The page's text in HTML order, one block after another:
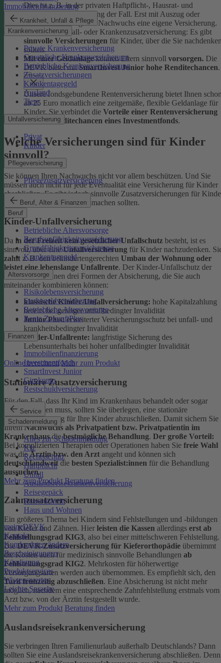
Immobilienfinanzierung
Krankheit, Unfall & Pflege
Krankenversicherung
Private Krankenversicherung
Gesetzliche Krankenversicherung
Betriebliche Krankenversicherung
Zusatzversicherungen
Krankentagegeld
Ausland
Tiere
Unfallversicherung
Privat
Kinder
Pflegeversicherung
Pflegezusatzversicherung
Beruf, Alter & Finanzen
Beruf
Betriebliche Altersvorsorge
Berufsunfähigkeitsversicherung
Grundfähigkeitsversicherung
Krankentagegeld
Altersvorsorge
Risikolebensversicherung
Sterbegeldversicherung
Betriebliche Altersvorsorge
Rente ZukunftPlus
Finanzen
Immobilienfinanzierung
Investmentfonds
SmartInvest Junior
Girokonto
Restschuldversicherung
Service
Schadenmeldung
Alles zur Schadenmeldung
Kfz
Rechtsschutz
Haftpflicht
Unfall
Auslandsreisekrankenversicherung
Reisegepäck
Reiserücktritt
Haus und Wohnen
meineDEVK
Kontakt
Kundendaten ändern
Bescheinigungen
Kündigung
Produktservices
Wissenswertes
Leichte Sprache
Dies ist z. B. in der privaten Haftpflicht-, Hausrat- und
Rechtsschutzversicherung der Fall. Erst mit Auszug oder
Berufsstart benötigt der Nachwuchs eine eigene Versicherung.
Ob Kinder-Unfall- oder Krankenzusatzversicherung: Es gibt
sinnvolle Versicherungen für Kinder, über die Sie
sollten.
Mit einer Geldanlagekönnen Eltern sinnvoll vorsorgen. Die
DEVK bietet mitSmartInvest Junior hohe Renditechancen.
Unsere fondsgebundene Rentenversicherung bietet Ihnen
ab 25 Euro monatlich eine zeitgemäße, flexible Geldanlage für
Kinder. Sie verbindet die Vorteile einer Rentenversicherung
mit denRenditechancen eines Investmentfonds.
Welche Versicherungen sind für Kinder
sinnvoll?
Sie können Ihren Nachwuchs nicht vor allem beschützen. Und Sie
müssen auch nicht für jede Eventualität eine Versicherung für Kinder
abschließen. Es gibt jedoch sinnvolle Zusatzversicherungen für
über die Sie sich Gedanken machen sollten.
Kinder-Unfallversicherung
Da in der Freizeit kein gesetzlicher Unfallschutz besteht, ist es
sinnvoll, über eineUnfallversicherung für Kinder nachzudenken.
zahlt z. B. den behindertengerechten Umbau der Wohnung oder
leistet eine lebenslange Unfallrente. Der Kinder-Unfallschutz der
DEVK bietet Ihnen drei Formen der Absicherung, die Sie auch
miteinander kombinieren können:
klassische Kinder-Unfallversicherung: hohe Kapitalzahlung
bereits bei geringer unfallbedingter Invalidität
Junior Plus:erweiterter Versicherungsschutz bei unfall- und
krankheitsbedingter Invalidität
Kinder-Unfallrente: langfristige Sicherung des
Lebensunterhalts bei hoher unfallbedingter Invalidität
Online berechnen Mehr zum Produkt
Stationäre Zusatzversicherung
Für den Fall, dass Ihr Kind im Krankenhaus behandelt oder sogar
operiert werden muss, sollten Sie überlegen, eine stationäre
Zusatzversicherung für Ihre Kinder abzuschließen. Damit sichern Sie
IhremNachwuchs als Privatpatient bzw. Privatpatientin im
Krankenhausdiebestmögliche Behandlung. Der große Vorteil:
Bei komplizierten Therapien oder Operationen haben Sie freie Wahl
was dieÄrztin bzw. den Arzt angeht und können sich
deutschlandweitdie besten Spezialist:innen für die Behandlung
aussuchen.
Mehr zum Produkt Beratung finden
Zahnzusatzversicherung
Ein größeres Thema bei Kindern sind Fehlstellungen und -bildungen
von Kiefer und Zähnen. Hier leisten die Kassen allerdings erst ab
Fehlstellungsgrad KIG3, also bei einer mittelschweren Fehlstellung.
DieDEVK-Zusatzversicherung für Kieferorthopädie übernimmt
die Kosten auch für medizinisch sinnvolle Behandlungen ab
Fehlstellungsgrad KIG2. Mehrkosten für höherwertige
Versorgungsarten werden auch übernommen. Es empfiehlt sich, den
Tarif frühzeitig abzuschließen. Eine Absicherung ist nicht mehr
möglich, nachdem eine entsprechende Zahnfehlstellung erstmals vom
Arzt bzw. von der Ärztin festgestellt wurde.
Mehr zum Produkt Beratung finden
Auslandsreisekrankenversicherung
Sie verbringen Ihren Familienurlaub außerhalb Deutschlands? Dann
sollten Sie eine Auslandsreisekrankenversicherung abschließen. Denn